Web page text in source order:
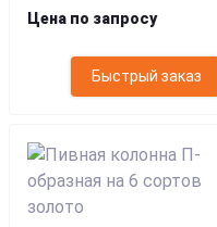
Цена по запросу
Быстрый заказ